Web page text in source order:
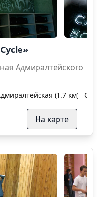
(1.7 км)
На карте